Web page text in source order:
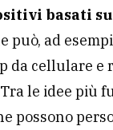
basati
può, ad
da cellulare
Tra le idee
possono